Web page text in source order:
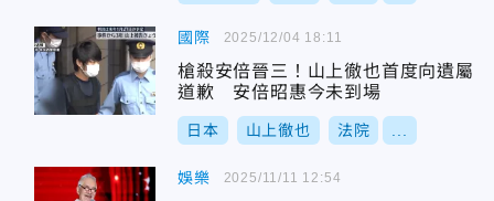
國際
槍殺安倍晉三！山上徹也首度向遺屬
道歉 安倍昭惠今未到場
日本 山上徹也 法院
2025/12/04 18:11
娛樂 2025/11/11 12:54